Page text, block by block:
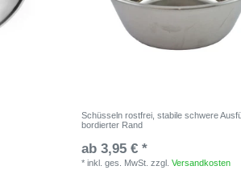
Schüsseln rostfrei, stabile schwere
bordierter Rand
ab 3,95 € *
*inkl. ges. MwSt. zzgl.Versandkosten